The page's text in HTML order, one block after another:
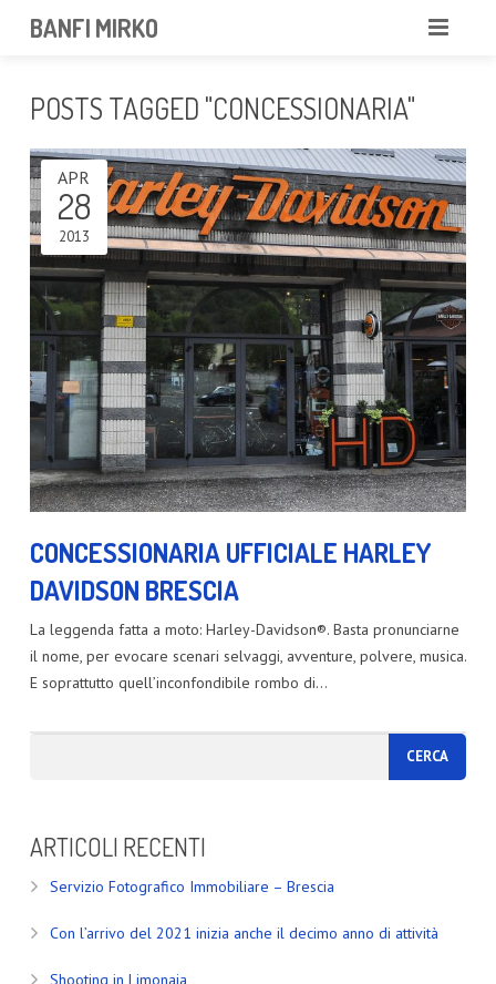
BANFI MIRKO
PROFESSIONISTA
PORTFOLIO
SERVIZI
NEWS
CONTATTAMI
POSTS TAGGED "CONCESSIONARIA"
CONCESSIONARIA UFFICIALE HARLEY
DAVIDSON BRESCIA
APR
28
2013
La leggenda fatta a moto: Harley-Davidson®. Basta pronunciarne
il nome, per evocare scenari selvaggi, avventure, polvere, musica.
E soprattutto quell’inconfondibile rombo di…
ARTICOLI RECENTI
Servizio Fotografico Immobiliare – Brescia
Con l’arrivo del 2021 inizia anche il decimo anno di attività
Shooting in Limonaia